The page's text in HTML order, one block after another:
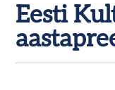
Eesti